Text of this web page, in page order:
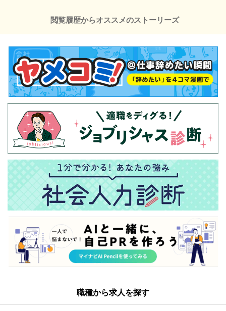
閲覧履歴からオススメのストーリーズ
職種から求人を探す